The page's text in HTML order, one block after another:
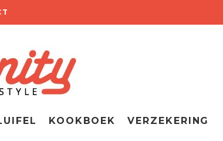
KOOKBOEK VERZEKERING